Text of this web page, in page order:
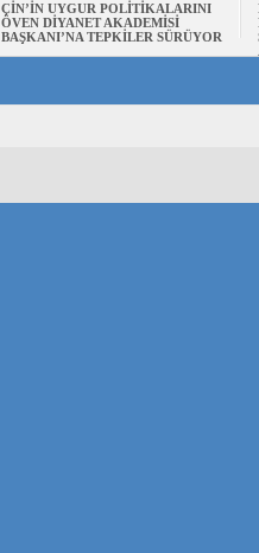
ÇİN’İN UYGUR POLİTİKALARINI
ÖVEN DİYANET AKADEMİSİ
BAŞKANI’NA TEPKİLER SÜRÜYOR